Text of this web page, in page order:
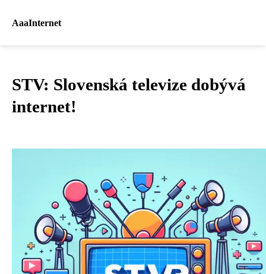
AaaInternet
STV: Slovenská televize dobývá
internet!